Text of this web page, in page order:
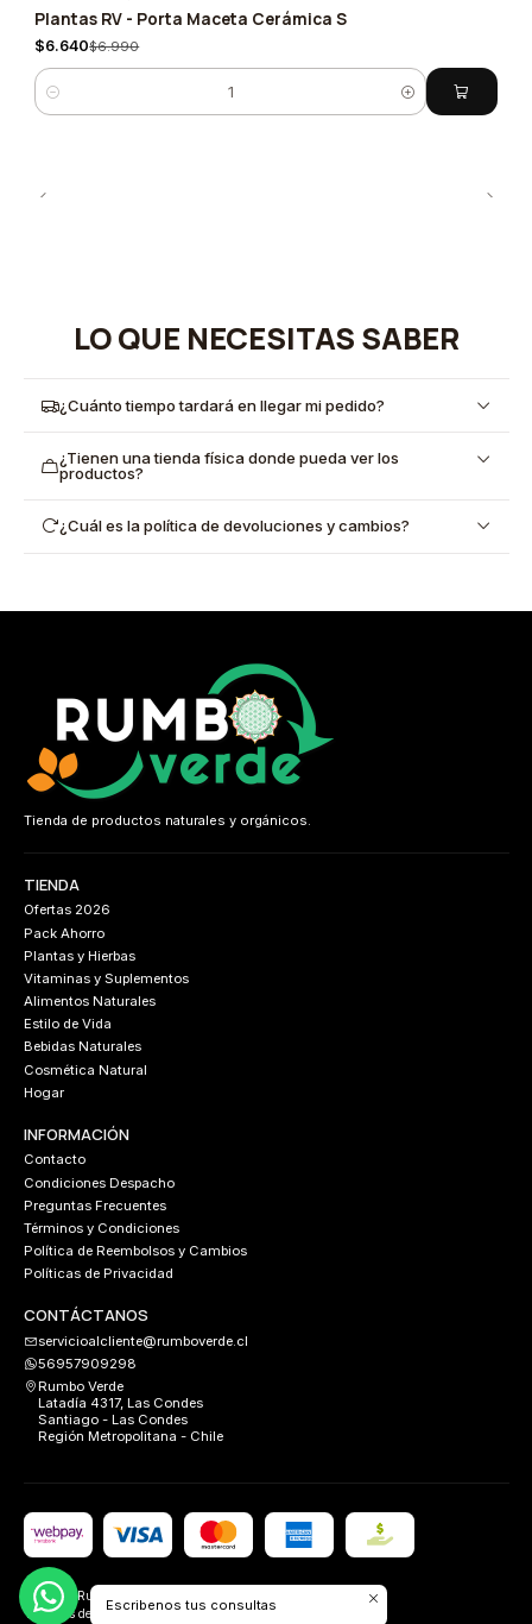
-5%
Plantas RV - Porta Maceta Cerámica S
$6.640$6.990
Cantidad
LO QUE NECESITAS SABER
¿Cuánto tiempo tardará en llegar mi pedido?
¿Tienen una tienda física donde pueda ver los
productos?
¿Cuál es la política de devoluciones y cambios?
Tienda de productos naturales y orgánicos.
TIENDA
Ofertas 2026
Pack Ahorro
Plantas y Hierbas
Vitaminas y Suplementos
Alimentos Naturales
Estilo de Vida
Bebidas Naturales
Cosmética Natural
Hogar
INFORMACIÓN
Contacto
Condiciones Despacho
Preguntas Frecuentes
Términos y Condiciones
Política de Reembolsos y Cambios
Políticas de Privacidad
CONTÁCTANOS
servicioalcliente@rumboverde.cl
56957909298
Rumbo Verde
Latadía 4317, Las Condes
Santiago - Las Condes
Región Metropolitana - Chile
2026 Rumbo Verde.
Todos los derechos reservados.Desarrollado por
Escribenos tus consultas